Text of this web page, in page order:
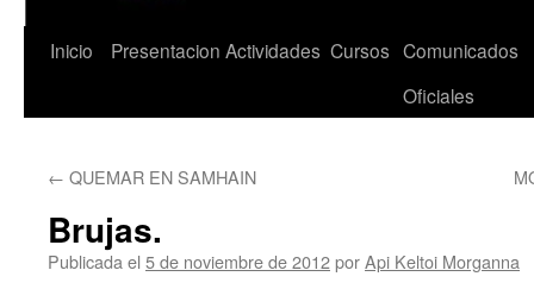
Saltar
Inicio Presentacion Actividades Cursos Comunicados
Oficiales
← QUEMAR EN SAMHAIN
Brujas.
Publicada el 5 de noviembre de 2012porApi Keltoi Morganna